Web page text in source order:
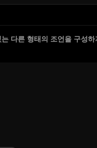
다른 형태의 조언을 구성